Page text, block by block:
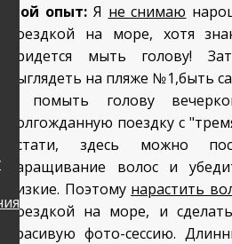
Мой опыт:Я не снимаю
поездкой на море, хотя
придется мыть голову!
выглядеть на пляже №1,быть
и помыть голову
долгожданную поездку с
Кстати, здесь можно
наращивание волос и
низкие. Поэтому нарастить
поездкой на море, и
красивую фото-сессию.